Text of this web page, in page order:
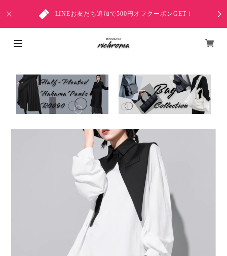
LINEお友だち追加で500円オフクーポンGET！